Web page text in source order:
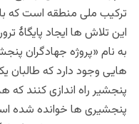
این تلاش ها ایجاد پایگاۀ
به نام «پروژه جهادگران
هایی وجود دارد که طالبان
پنجشیر راه اندازی کنند
پنجشیری ها خوانده شده